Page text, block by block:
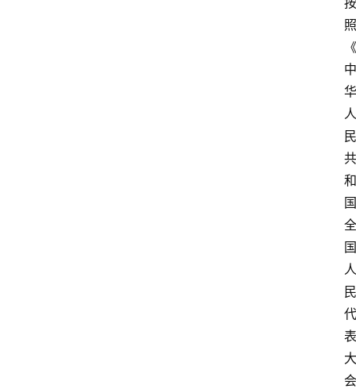
照
《
中
华
人
民
共
和
国
全
国
人
民
代
表
大
会